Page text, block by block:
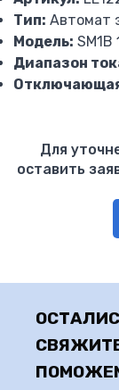
Lovato
Приборы
Приборы
Регулятор
Зарядные
Блок
Автоматы
Тепловые
Тип: Автомат
Модель: SM1B
Диапазон
Для
оставить